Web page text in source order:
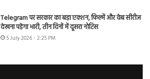
Telegram पर सरकार का बड़ा एक्शन, फिल्में और वेब सीरीज
देखना पड़ेगा भारी, तीन दिनों में दूसरा नोटिस
5 July 2026 - 2:25 PM